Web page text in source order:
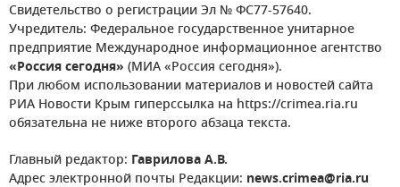
Свидетельство о регистрации Эл № ФС77-57640.
Учредитель: Федеральное государственное унитарное
предприятие Международное информационное агентство
«Россия сегодня» (МИА «Россия сегодня»).
При любом использовании материалов и новостей сайта
РИА Новости Крым гиперссылка на https://crimea.ria.ru
обязательна не ниже второго абзаца текста.
Главный редактор: Гаврилова А.В.
Адрес электронной почты Редакции: news.crimea@ria.ru